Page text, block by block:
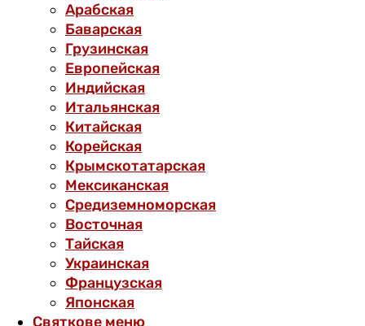
Арабская
Баварская
Грузинская
Европейская
Индийская
Итальянская
Китайская
Корейская
Крымскотатарская
Мексиканская
Средиземноморская
Восточная
Тайская
Украинская
Французская
Японская
Святкове меню